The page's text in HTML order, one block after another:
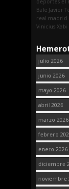
Bale Javier
real madrid
Vinicius Xabi
julio 2026
junio 2026
mayo 2026
abril 2026
marzo 2026
febrero
enero 2026
diciembre
noviembre